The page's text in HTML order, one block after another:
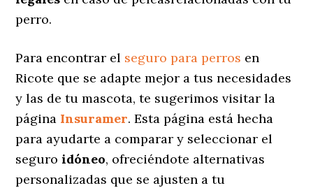
perro.
Para encontrar el seguro para perros en
Ricote que se adapte mejor a tus necesidades
y las de tu mascota, te sugerimos visitar la
página Insuramer. Esta página está hecha
para ayudarte a comparar y seleccionar el
seguroidóneo, ofreciéndote alternativas
personalizadas que se ajusten a tu